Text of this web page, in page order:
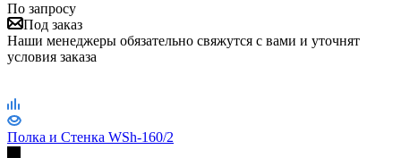
По запросу
Под заказ
Наши менеджеры обязательно свяжутся с вами и уточнят
условия заказа
Полка и Стенка WSh-160/2